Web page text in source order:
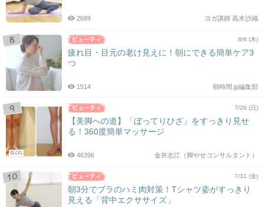
ヨガ講師 高木沙織
2689
8/6 (木)
疲れ目・目元の老け見えに！朝にできる簡単ケア3
つ
朝時間.jp編集部
1514
BLOG
7/26 (日)
【美脚への道】「ぼってりひざ」をすっきり見せ
る！360度簡単マッサージ
金井志江（脚やせコンサルタント）
46396
7/31 (金)
朝3分でブラのハミ肉対策！Tシャツ姿がすっきり
見える「背中エクササイズ」